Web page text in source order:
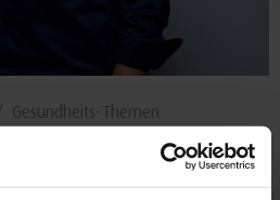
Gesundheits-Themen